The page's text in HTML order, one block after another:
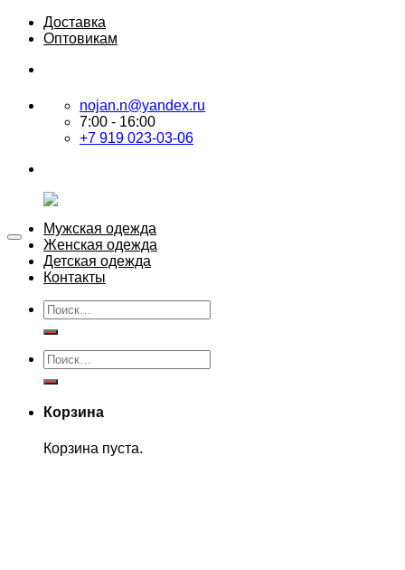
Skip
Доставка
Оптовикам
nojan.n@yandex.ru
7:00 - 16:00
+7 919 023-03-06
Мужская одежда
Женская одежда
Детская одежда
Контакты
Искать:
Искать:
Корзина
Корзина пуста.